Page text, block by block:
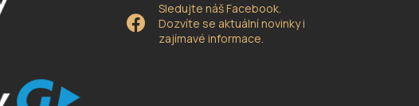
Sledujte náš Facebook.
Dozvíte se aktuální novinky i
zajímavé informace.